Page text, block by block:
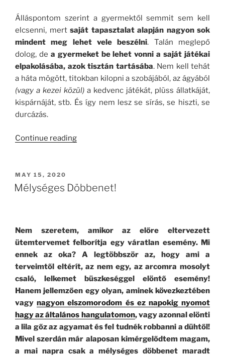
Álláspontom szerint a gyermektől semmit sem kell
elcsenni, mert saját tapasztalat alapján nagyon sok
mindent meg lehet vele beszélni. Talán meglepő
dolog, de a gyermeket be lehet vonni a saját játékai
elpakolásába, azok tisztán tartásába. Nem kell tehát
a háta mögött, titokban kilopni a szobájából, az ágyából
(vagy a kezei közül) a kedvenc játékát, plüss állatkáját,
kispárnáját, stb. És így nem lesz se sírás, se hiszti, se
durcázás.
Continue reading“Nyunyológia*”
POSTED
ON
MAY 15, 2020
Mélységes Döbbenet!
Nem szeretem, amikor az előre eltervezett
ütemtervemet felborítja egy váratlan esemény. Mi
ennek az oka? A legtöbbször az, hogy ami a
terveimtől eltérít, az nem egy, az arcomra mosolyt
csaló, lelkemet büszkeséggel elöntő esemény!
Hanem jellemzően egy olyan, aminek kövezkeztében
vagynagyon elszomorodom és ez napokig nyomot
hagy az általános hangulatomon, vagy azonnal elönti
a lila gőz az agyamat és fel tudnék robbanni a dühtől!
Mivel szerdán már alaposan kimérgelődtem magam,
a mai napra csak a mélységes döbbenet maradt